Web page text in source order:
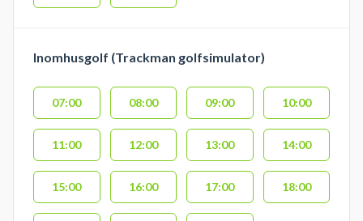
Inomhusgolf (Trackman golfsimulator)
07:00 08:00 09:00 10:00
11:00 12:00 13:00 14:00
15:00 16:00 17:00 18:00